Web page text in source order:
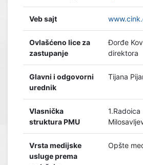
Veb sajt
Ovlašćeno lice za
zastupanje
Đorđe
direktora
Glavni i odgovorni
urednik
Tijana
Vlasnička
struktura PMU
1.Radoica
Vrsta medijske
usluge prema
Opšte